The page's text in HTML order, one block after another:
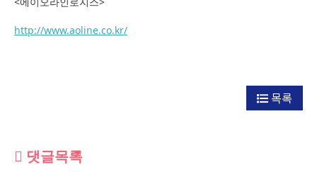
http://www.aoline.co.kr/
목록
댓글목록